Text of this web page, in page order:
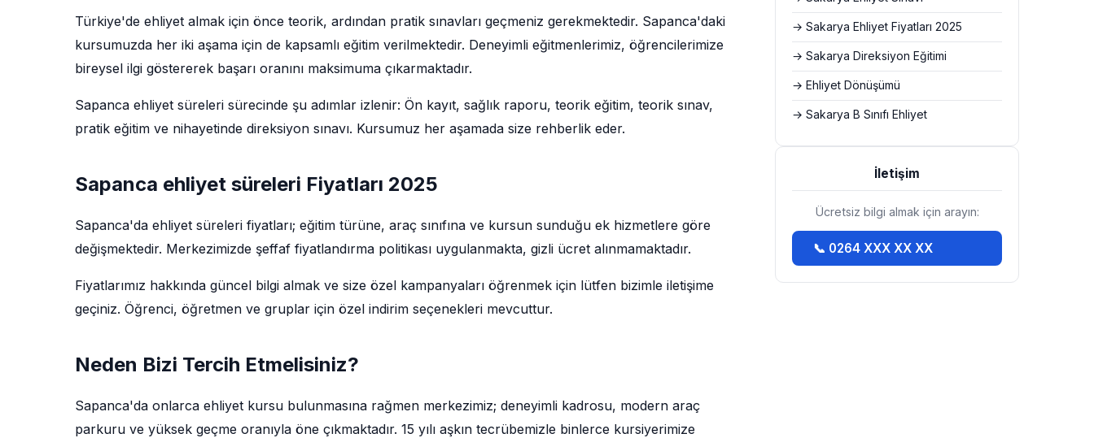
Türkiye'de ehliyet almak için önce teorik, ardından pratik sınavları geçmeniz gerekmektedir. Sapanca'daki
kursumuzda her iki aşama için de kapsamlı eğitim verilmektedir. Deneyimli eğitmenlerimiz, öğrencilerimize
bireysel ilgi göstererek başarı oranını maksimuma çıkarmaktadır.
Sapanca ehliyet süreleri sürecinde şu adımlar izlenir: Ön kayıt, sağlık raporu, teorik eğitim, teorik sınav,
pratik eğitim ve nihayetinde direksiyon sınavı. Kursumuz her aşamada size rehberlik eder.
Sapanca ehliyet süreleri Fiyatları 2025
Sapanca'da ehliyet süreleri fiyatları; eğitim türüne, araç sınıfına ve kursun sunduğu ek hizmetlere göre
değişmektedir. Merkezimizde şeffaf fiyatlandırma politikası uygulanmakta, gizli ücret alınmamaktadır.
Fiyatlarımız hakkında güncel bilgi almak ve size özel kampanyaları öğrenmek için lütfen bizimle iletişime
geçiniz. Öğrenci, öğretmen ve gruplar için özel indirim seçenekleri mevcuttur.
Neden Bizi Tercih Etmelisiniz?
Sapanca'da onlarca ehliyet kursu bulunmasına rağmen merkezimiz; deneyimli kadrosu, modern araç
parkuru ve yüksek geçme oranıyla öne çıkmaktadır. 15 yılı aşkın tecrübemizle binlerce kursiyerimize
→ Sakarya Ehliyet Fiyatları 2025
→ Sakarya Direksiyon Eğitimi
→ Ehliyet Dönüşümü
→ Sakarya B Sınıfı Ehliyet
İletişim
Ücretsiz bilgi almak için arayın:
📞 0264 XXX XX XX